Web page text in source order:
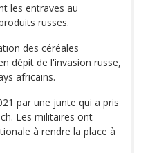
les entraves au
russes.
des céréales
dépit de l'invasion russe,
africains.
par une junte qui a pris
Les militaires ont
à rendre la place à